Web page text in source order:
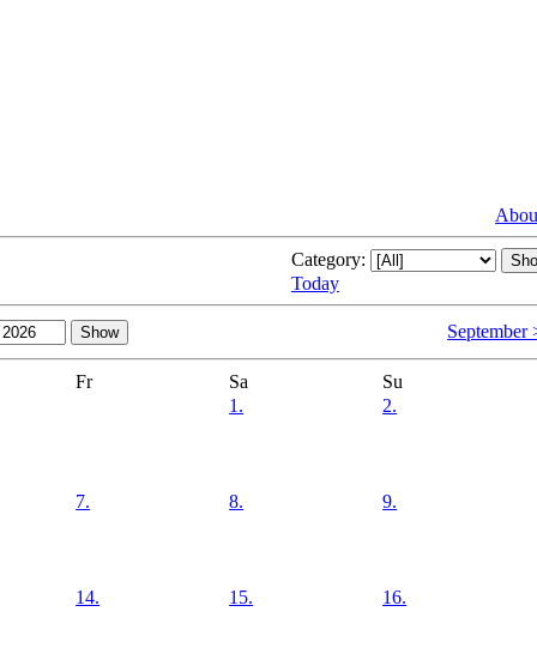
Category:
Today
September
Fr Sa
Su
1.
2.
7. 8. 9.
14. 15. 16.